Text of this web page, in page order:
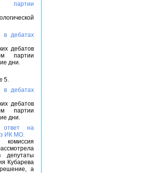
партии
в дебатах
дебатов
партии
дни.
5.
в дебатах
дебатов
партии
дни.
ответ на
ИК МО.
депутаты
Кубарева
а